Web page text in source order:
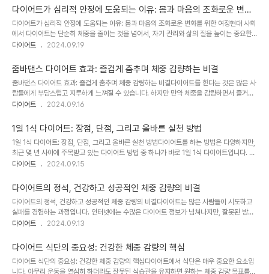
용이 존재하며, 잘못된 방식으로 실천할 경우 건강에 부정적인 영향을 미칠 수 있습니다.이
번 글에서는 간헐적 단식의 부작용에 대해 다루고, 건강한 단식 실천을 위해 주의해야 할 사
항들을 알아보겠습니다.1. 간헐적 단식이란?간헐적 단식은 일정한 시간 동안 공복을 유지하
고, 나머지 시간 동안에만 음식을 섭취하는 방식의 다이어트입니다. 가장 흔한 방식으로는
16..
다이어트가 심리적 안정에 도움되는 이유: 몸과 마음의 조화로운 변화
를 위한 여정
다이어트가 심리적 안정에 도움되는 이유: 몸과 마음의 조화로운 변화를 위한 여정현대 사회
에서 다이어트는 단순히 체중을 줄이는 것을 넘어서, 자기 관리와 삶의 질을 높이는 중요한
과정으로 인식되고 있습니다. 다이어트는 체중을 감량하고 건강을 개선하는 데 그치지 않고,
몸을 만들고 목표를 달성하는 과정에서 자존감이 상승하고, 우울감과 스트레스가 줄어드는
경험을 하는 사람들이 많습니다.이번 글에서는 다이어트가 심리적 안정에 도움되는 이유에
대해 살펴보고, 체중 감량과 함께 마음의 건강까지 함께 얻는 다이어트의 긍정적인 영향을
분석해 보겠습니다.1. 다이어트와 심리적 안정의 연관성다이어트는 단순히 몸의 변화를 이루
는 과정일..
다이어트 2024.09.19
줌바댄스 다이어트 효과: 즐겁게 춤추며 체중 감량하는 비결
줌바댄스 다이어트 효과: 즐겁게 춤추며 체중 감량하는 비결다이어트를 한다는 것은 많은 사
람들에게 부담스럽고 지루하게 느껴질 수 있습니다. 하지만 만약 체중을 감량하면서 즐거운
시간을 보낼 수 있다면 어떨까요? 줌바댄스는 이러한 고민을 해결해 줄 수 있는 완벽한 운동
뿐만 아니라 스트레스 해소와 체력 증진에도 큰 도움이 됩니다. 이번 글에서는 줌바댄스 다
이어트의 효과와 줌바댄스를 통해 건강하고 즐겁게 체중을 감량하는 방법에 대해 알아보겠
습니다.1. 줌바댄스란?줌바댄스는 1990년대 중반 콜롬비아 출신의 알베르토 "베토" 페레즈
에 의해 개발된 운동 프로그램입니다. 줌바는 라틴 음악에 맞춰 다양한 댄스 스타일을 접목
시킨 전..
다이어트 2024.09.16
1일 1식 다이어트: 장점, 단점, 그리고 올바른 실천 방법
1일 1식 다이어트: 장점, 단점, 그리고 올바른 실천 방법다이어트를 하는 방법은 다양하지만,
최근 몇 년 사이에 주목받고 있는 다이어트 방법 중 하나가 바로 1일 1식 다이어트입니다. 간
헐적 단식의 일종인 1일 1식 다이어트는 하루에 한 끼만 먹는 방식으로 체중 감량을 유도합
건강 개선을 동시에 노리는 방법으로 각광받고 있습니다. 이번 글에서는 1일 1식 다이어트의
원리, 장점과 단점, 그리고 효과적인 실천 방법에 대해 자세히 알아보겠습니다.1. 1일 1식 다
이어트란?1일 1식 다이어트는 하루에 한 끼만 섭취하는 방식의 다이어트입니다. 보통 간헐적
단식은 하루에 2~3끼를 섭취하면서도 일정 시간 동안 음식을 먹지 않..
다이어트 2024.09.15
다이어트의 정석, 건강하고 성공적인 체중 감량의 비결
다이어트의 정석, 건강하고 성공적인 체중 감량의 비결다이어트는 많은 사람들이 시도하고
실패를 경험하는 과정입니다. 인터넷에는 수많은 다이어트 정보가 넘쳐나지만, 잘못된 방법
으로 다이어트를 진행하면 건강을 해치거나 요요현상을 겪게 될 수 있습니다. 건강하고 지속
이어트의 기본 원칙부터 성공적인 체중 감량을 위한 구체적인 방법까지 소개하며, 건강한 다
이어트의 정석을 설명해 드리겠습니다.1. 다이어트의 본질: 단순히 체중을 줄이는 것이 아닌
건강한 생활습관 만들기많은 사람들은 다이어트를 단순히 체중 감량이라고 생각하지만, 다
다이어트 2024.09.13
다이어트 식단의 중요성: 건강한 체중 감량의 핵심
다이어트 식단의 중요성: 건강한 체중 감량의 핵심다이어트에서 식단은 매우 중요한 요소입
니다. 아무리 운동을 열심히 하더라도 잘못된 식습관을 유지하면 원하는 체중 감량 목표를